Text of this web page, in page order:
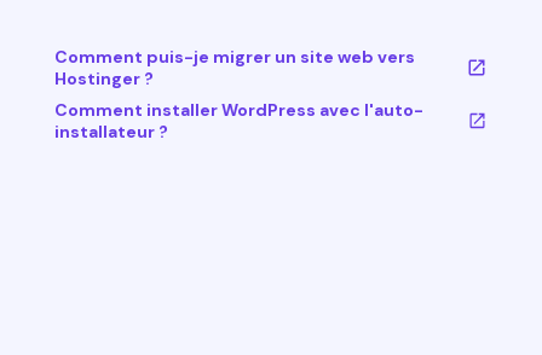
Comment puis-je migrer un site web vers
Hostinger ?
Comment installer WordPress avec l'auto-
installateur ?